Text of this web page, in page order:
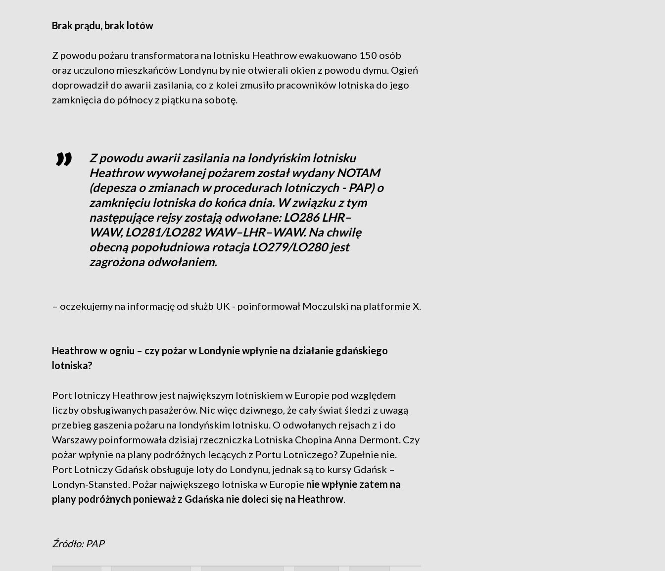
Brak prądu, brak lotów
Z powodu pożaru transformatora na lotnisku Heathrow ewakuowano 150 osób
oraz uczulono mieszkańców Londynu by nie otwierali okien z powodu dymu. Ogień
doprowadził do awarii zasilania, co z kolei zmusiło pracowników lotniska do jego
zamknięcia do północy z piątku na sobotę.
Z powodu awarii zasilania na londyńskim lotnisku
Heathrow wywołanej pożarem został wydany NOTAM
(depesza o zmianach w procedurach lotniczych - PAP) o
zamknięciu lotniska do końca dnia. W związku z tym
następujące rejsy zostają odwołane: LO286 LHR–
WAW, LO281/LO282 WAW–LHR–WAW. Na chwilę
obecną popołudniowa rotacja LO279/LO280 jest
zagrożona odwołaniem.
– oczekujemy na informację od służb UK - poinformował Moczulski na platformie X.
Heathrow w ogniu – czy pożar w Londynie wpłynie na działanie gdańskiego
lotniska?
Port lotniczy Heathrow jest największym lotniskiem w Europie pod względem
liczby obsługiwanych pasażerów. Nic więc dziwnego, że cały świat śledzi z uwagą
przebieg gaszenia pożaru na londyńskim lotnisku. O odwołanych rejsach z i do
Warszawy poinformowała dzisiaj rzeczniczka Lotniska Chopina Anna Dermont. Czy
pożar wpłynie na plany podróżnych lecących z Portu Lotniczego? Zupełnie nie.
Port Lotniczy Gdańsk obsługuje loty do Londynu, jednak są to kursy Gdańsk –
Londyn-Stansted. Pożar największego lotniska w Europie nie wpłynie zatem na
plany podróżnych ponieważ z Gdańska nie doleci się na Heathrow.
Źródło: PAP